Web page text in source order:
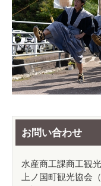
お問い合わせ
水産商工課商工観
上ノ国町観光協会